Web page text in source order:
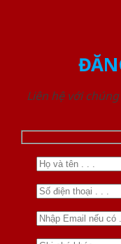
Liên hệ với